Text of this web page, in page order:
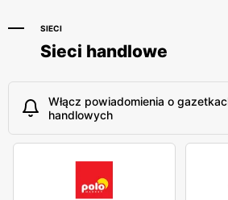
SIECI
Sieci handlowe
Włącz powiadomienia o
handlowych